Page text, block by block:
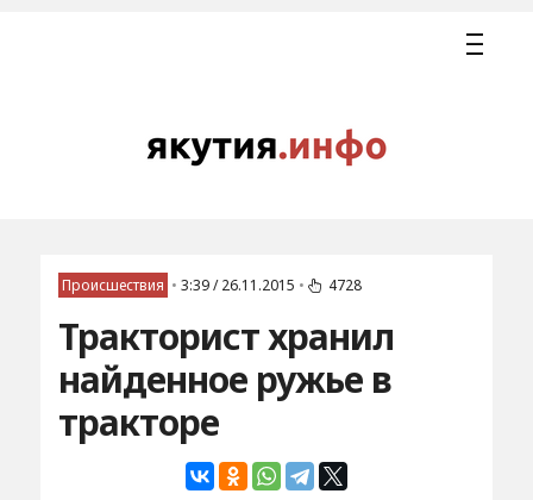
Происшествия • 3:39 / 26.11.2015 • 4728
Тракторист хранил
найденное ружье в
тракторе